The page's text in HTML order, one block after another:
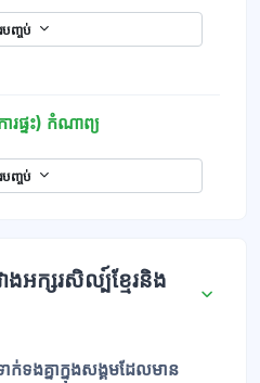
បញ្ចប់
រផ្ទះ) កំណាព្យ
បញ្ចប់
ងអក្សរសិល្ប៍ខ្មែរនិង
ងគ្នាក្នុងសង្គមដែលមាន